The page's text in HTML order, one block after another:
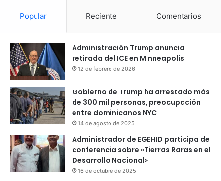
Popular Reciente Comentarios
Administración Trump anuncia
retirada del ICE en Minneapolis
12 de febrero de 2026
Gobierno de Trump ha arrestado más
de 300 mil personas, preocupación
entre dominicanos NYC
14 de agosto de 2025
Administrador de EGEHID participa de
conferencia sobre «Tierras Raras en el
Desarrollo Nacional»
16 de octubre de 2025